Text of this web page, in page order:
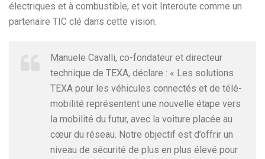
électriques et à combustible, et voit Interoute comme un
partenaire TIC clé dans cette vision.
Manuele Cavalli, co-fondateur et directeur
technique de TEXA, déclare : « Les solutions
TEXA pour les véhicules connectés et de télé-
mobilité représentent une nouvelle étape vers
la mobilité du futur, avec la voiture placée au
cœur du réseau. Notre objectif est d’offrir un
niveau de sécurité de plus en plus élevé pour